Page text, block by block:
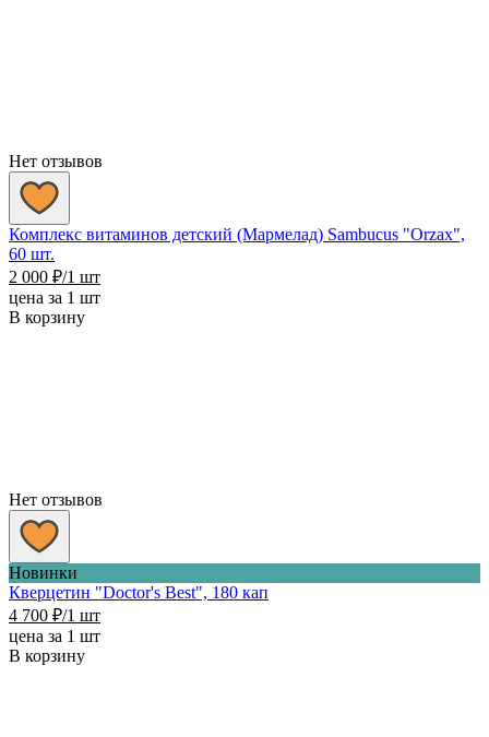
Нет отзывов
Комплекс витаминов детский (Мармелад) Sambucus "Orzax",
60 шт.
2 000 ₽/1 шт
цена за 1 шт
В корзину
Нет отзывов
Новинки
Кверцетин "Doctor's Best", 180 кап
4 700 ₽/1 шт
цена за 1 шт
В корзину